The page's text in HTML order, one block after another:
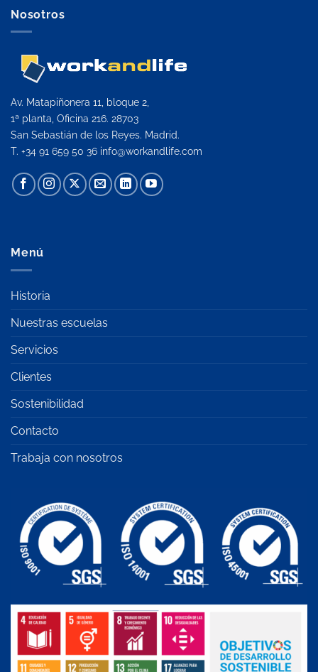
Nosotros
Av. Matapiñonera 11, bloque 2,
1ª planta, Oficina 216. 28703
San Sebastián de los Reyes. Madrid.
T. +34 91 659 50 36 info@workandlife.com
Menú
Historia
Nuestras escuelas
Servicios
Clientes
Sostenibilidad
Contacto
Trabaja con nosotros